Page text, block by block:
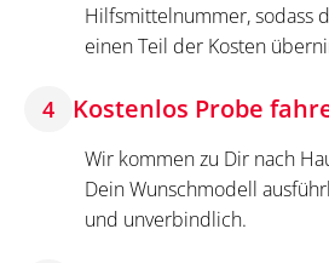
Hilfsmittelnummer, sodass
einen Teil der Kosten
4 Kostenlos Probe
Wir kommen zu Dir nach
Dein Wunschmodell
und unverbindlich.